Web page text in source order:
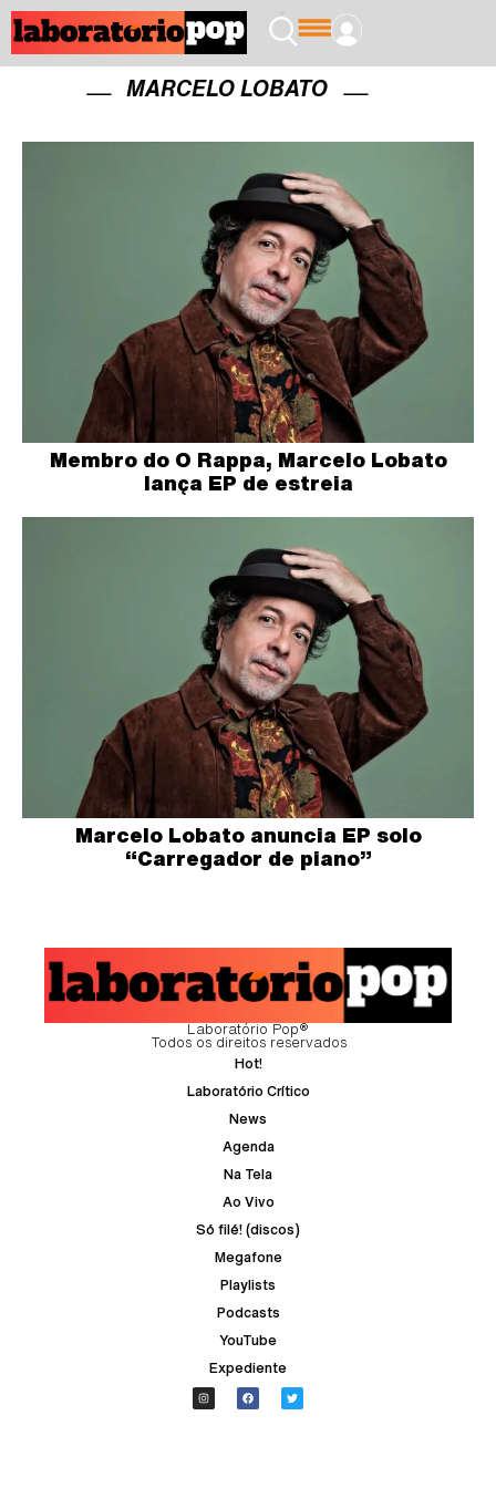
MARCELO LOBATO
Membro do O Rappa, Marcelo Lobato
lança EP de estreia
Marcelo Lobato anuncia EP solo
“Carregador de piano”
Laboratório Pop®
Todos os direitos reservados
Hot!
Laboratório Crítico
News
Agenda
Na Tela
Ao Vivo
Só filé! (discos)
Megafone
Playlists
Podcasts
YouTube
Expediente